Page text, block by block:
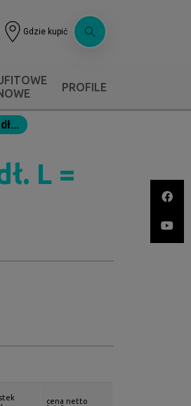
Gdzie kupić
PROFILE
L =
cena netto